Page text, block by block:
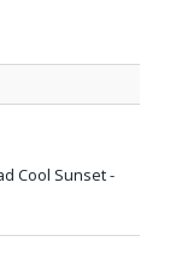
Cool Sunset -